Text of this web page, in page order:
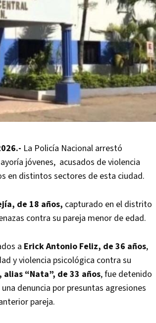
La Policía Nacional arrestó
jóvenes, acusados de violencia
en distintos sectores de esta ciudad.
de 18 años, capturado en el distrito
contra su pareja menor de edad.
a Erick Antonio Feliz, de 36 años,
y violencia psicológica contra su
“Nata”, de 33 años, fue detenido
denuncia por presuntas agresiones
pareja.